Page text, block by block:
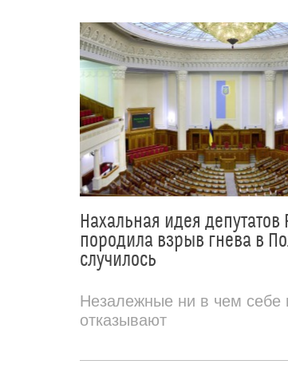
Нахальная идея депутатов
породила взрыв гнева в
случилось
Незалежные ни в чем себе
отказывают